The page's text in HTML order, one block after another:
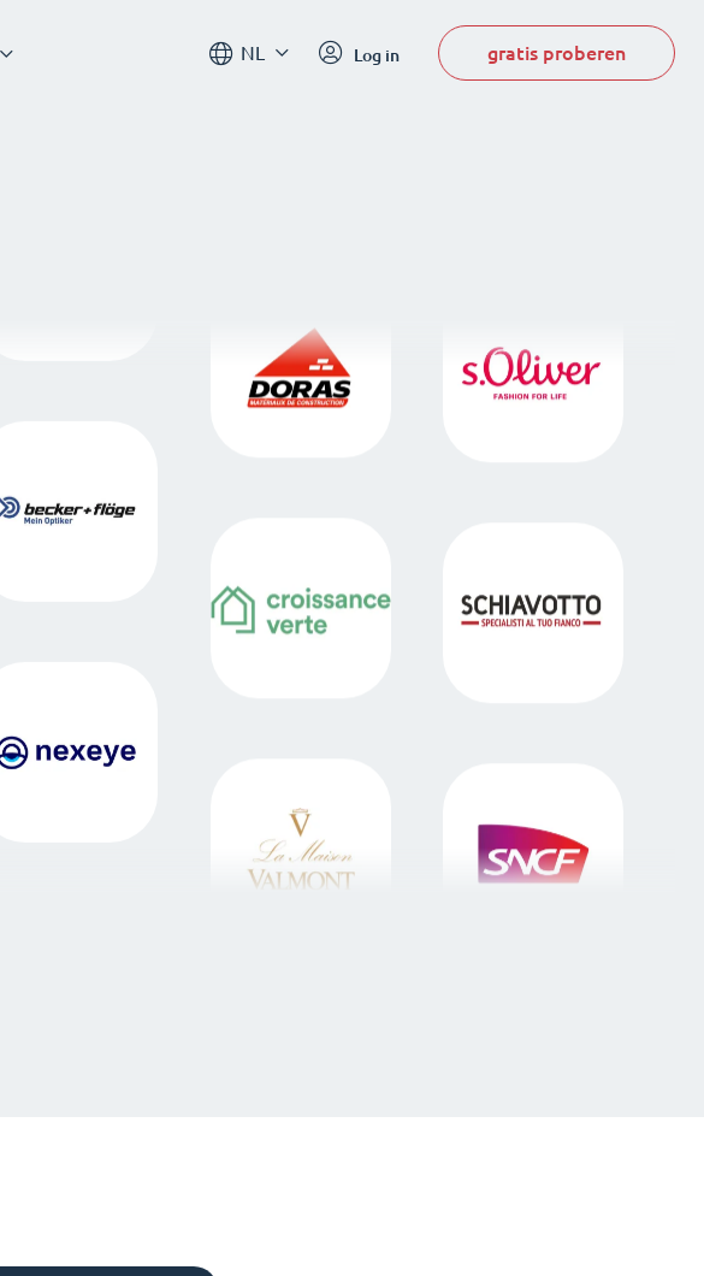
NL Log in gratis proberen